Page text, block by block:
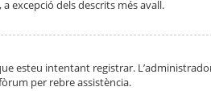
excepció dels descrits més avall.
esteu intentant registrar.
per rebre assistència.